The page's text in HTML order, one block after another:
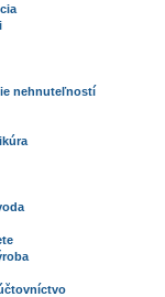
nehnuteľností